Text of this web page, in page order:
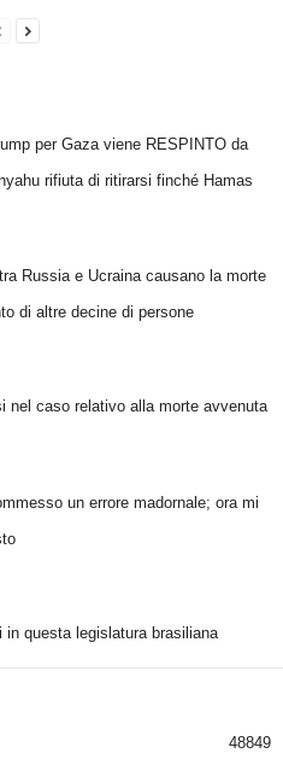
per Gaza viene RESPINTO da
rifiuta di ritirarsi finché Hamas
Russia e Ucraina causano la morte
di altre decine di persone
nel caso relativo alla morte avvenuta
un errore madornale; ora mi
in questa legislatura brasiliana
48849